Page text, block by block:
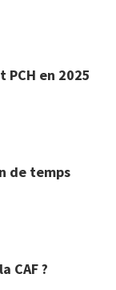
en 2025
de temps
CAF ?